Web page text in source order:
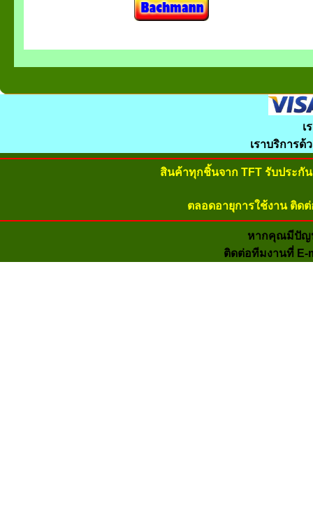
เ
เราบริการ
สินค้าทุกชิ้นจาก TFT รับประกั
ตลอดอายุการใช้งาน ติด
หากคุณมีปัญ
ติดต่อทีมงานที่ E-